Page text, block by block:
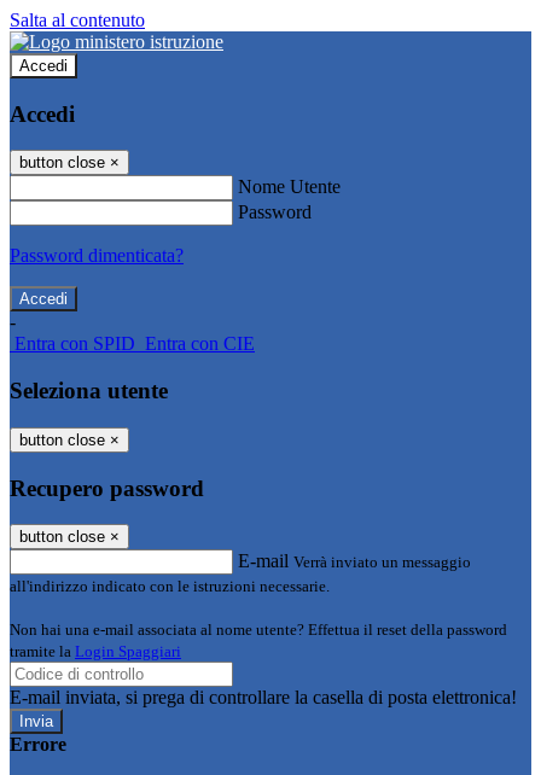
Salta al contenuto
Accedi
Accedi
button close ×
Nome Utente
Password
Password dimenticata?
-
Entra con SPID Entra con CIE
Seleziona utente
button close ×
Recupero password
button close ×
E-mail Verrà inviato un messaggio
all'indirizzo indicato con le istruzioni necessarie.
Non hai una e-mail associata al nome utente? Effettua il reset della password
tramite la Login Spaggiari
E-mail inviata, si prega di controllare la casella di posta elettronica!
Errore